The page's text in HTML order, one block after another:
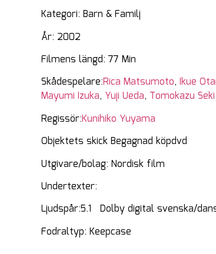
Kategori: Barn & Familj
År: 2002
Filmens längd: 77 Min
Skådespelare:Rica Matsumoto, Ikue
Mayumi Izuka, Yuji Ueda, Tomokazu Seki
Regissör:Kunihiko Yuyama
Objektets skick Begagnad köpdvd
Utgivare/bolag: Nordisk film
Undertexter:
Ljudspår:5.1 Dolby digital svenska/
Fodraltyp: Keepcase